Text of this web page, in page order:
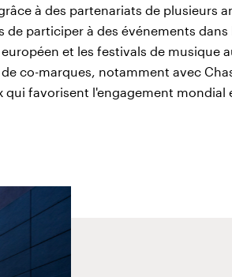
à des partenariats de plusieurs
participer à des événements dans
et les festivals de musique
co-marques, notamment avec
favorisent l'engagement mondial